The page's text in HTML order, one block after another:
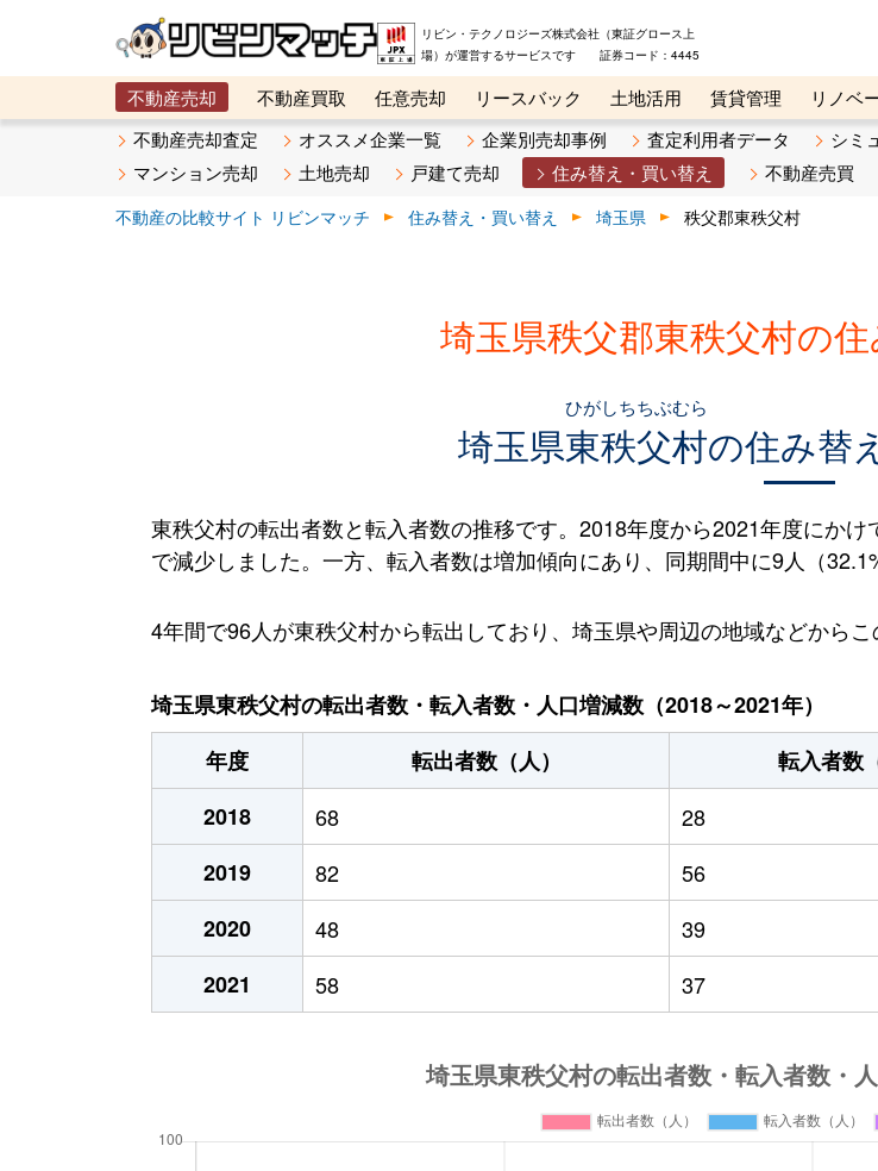
リビン・テクノロジーズ株式会社（東証グロース上
場）が運営するサービスです 証券コード：4445
不動産売却 不動産買取 任意売却 リースバック 土地活用 賃貸管理 リノベ
メタ住宅展示場
ベスト不動産カンパニー オンライン講座 リビンマガジンBiz 不動
不動産売却査定 オススメ企業一覧 企業別売却事例 査定利用者データ
シミ
マンション売却
土地売却 戸建て売却 住み替え・買い替え 不動産売買
不動産の比較サイト リビンマッチ 住み替え・買い替え 埼玉県 秩父郡東秩父村
埼玉県秩父郡東秩父村の
埼玉県東秩父村
ひがしちちぶむら
の住み替
東秩父村の転出者数と転入者数の推移です。2018年度から2021年度にか
で減少しました。一方、転入者数は増加傾向にあり、同期間中に9人（
4年間で96人が東秩父村から転出しており、埼玉県や周辺の地域などから
埼玉県東秩父村の転出者数・転入者数・人口増減数（2018～2021年）
年度
転出者数（人） 転入者数
2018
68 28
2019
82 56
2020
48 39
2021
58 37